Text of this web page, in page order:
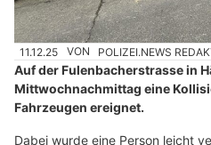
11.12.25 VON POLIZEI.NEWS
Auf der Fulenbacherstrasse in
Mittwochnachmittag eine
Fahrzeugen ereignet.
Dabei wurde eine Person leicht